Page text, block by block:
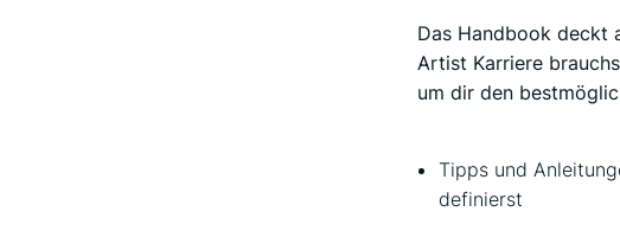
Das Handbook deckt
Artist Karriere
um dir den
Tipps und
definierst